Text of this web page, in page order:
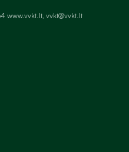
www.vvkt.lt, vvkt@vvkt.lt